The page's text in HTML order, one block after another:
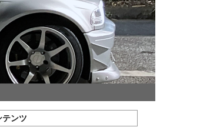
テンツ